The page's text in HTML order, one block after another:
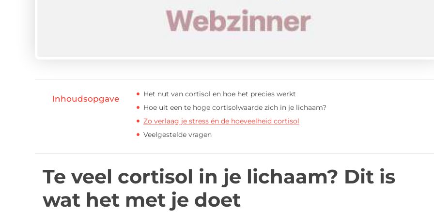
Inhoudsopgave
Het nut van cortisol en hoe het precies werkt
Hoe uit een te hoge cortisolwaarde zich in je lichaam?
Zo verlaag je stress én de hoeveelheid cortisol
Veelgestelde vragen
Te veel cortisol in je lichaam? Dit is
wat het met je doet